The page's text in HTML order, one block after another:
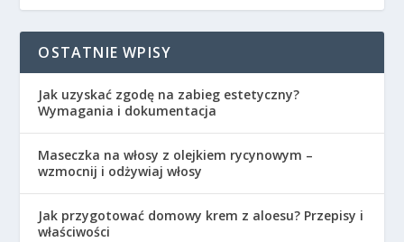
OSTATNIE WPISY
Jak uzyskać zgodę na zabieg estetyczny?
Wymagania i dokumentacja
Maseczka na włosy z olejkiem rycynowym –
wzmocnij i odżywiaj włosy
Jak przygotować domowy krem z aloesu? Przepisy i
właściwości